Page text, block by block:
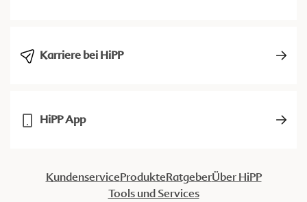
Karriere bei HiPP
HiPP App
KundenserviceProdukteRatgeberÜber HiPP
Tools und Services